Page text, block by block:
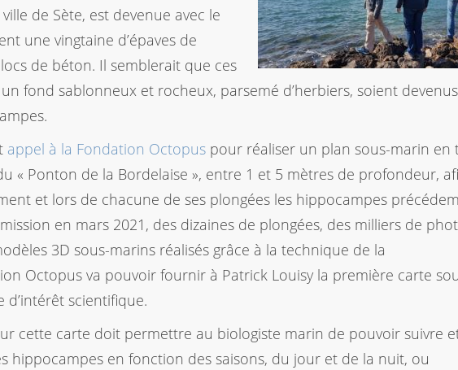
de Sète, est devenue avec le
une vingtaine d’épaves de
de béton. Il semblerait que ces
fond sablonneux et rocheux, parsemé d’herbiers, soient
appel à la Fondation Octopus pour réaliser un plan sous-marin en
« Ponton de la Bordelaise », entre 1 et 5 mètres de profondeur,
et lors de chacune de ses plongées les hippocampes
en mars 2021, des dizaines de plongées, des milliers de
3D sous-marins réalisés grâce à la technique de la
Octopus va pouvoir fournir à Patrick Louisy la première carte
scientifique.
cette carte doit permettre au biologiste marin de pouvoir suivre
hippocampes en fonction des saisons, du jour et de la nuit, ou